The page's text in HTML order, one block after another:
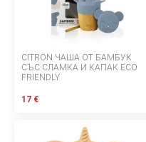
БАНЯ И ТОАЛЕТНА
Информация за
БЛОГОВЕ
CITRON ЧАША ОТ БАМБУК
СЪС СЛАМКА И КАПАК ECO
FRIENDLY
17 €